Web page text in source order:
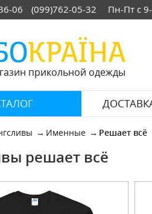
06 (099)762-05-32 Пн-Пт с
прикольной одежды
Именные Решает всё
решает всё